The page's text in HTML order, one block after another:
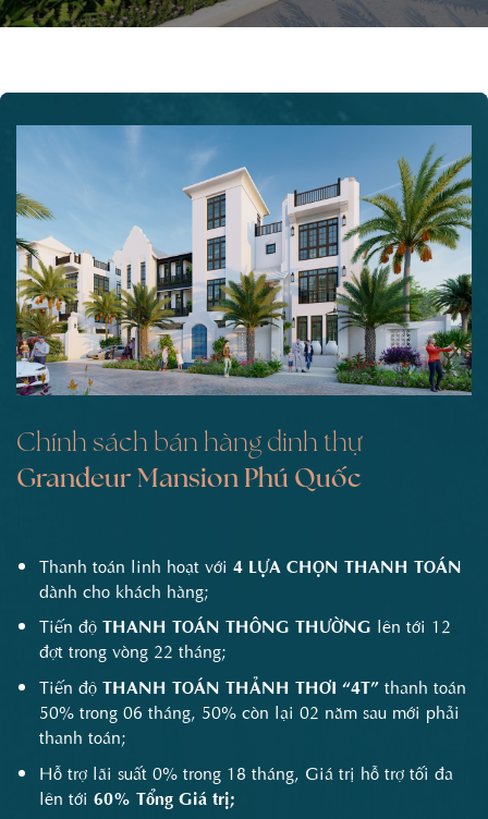
Chính sách bán hàng dinh thự
Grandeur Mansion Phú Quốc
Thanh toán linh hoạt với 4 LỰA CHỌN THANH TOÁN
dành cho khách hàng;
Tiến độ THANH TOÁN THÔNG THƯỜNG lên tới 12
đợt trong vòng 22 tháng;
Tiến độ THANH TOÁN THẢNH THƠI “4T”thanh toán
50% trong 06 tháng, 50% còn lại 02 năm sau mới phải
thanh toán;
Hỗ trợ lãi suất 0% trong 18 tháng, Giá trị hỗ trợ tối đa
lên tới 60% Tổng Giá trị;